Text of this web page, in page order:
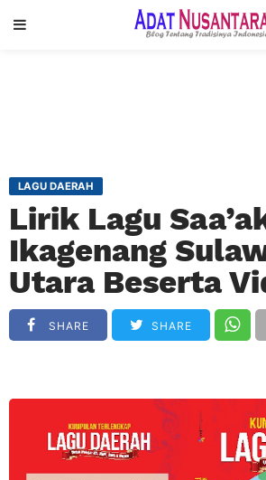
LAGU DAERAH
Lirik Lagu
Ikagenang
Utara Beserta
SHARE SHARE